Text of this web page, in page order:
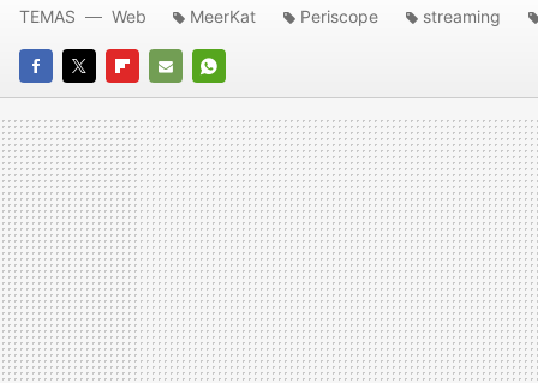
FACEBOOK
TWITTERFLIPBOARD
E-
MAIL
WHATSAPP
TEMAS Web MeerKat Periscope streaming